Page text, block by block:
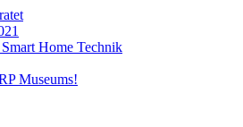
Home Technik
Museums!